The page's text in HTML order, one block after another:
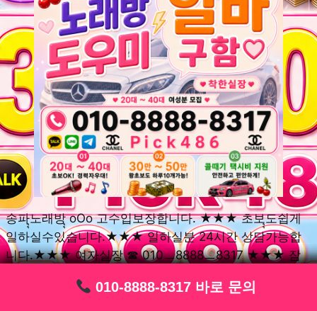
010-8888-8317 바로 문의
010-8888-8317 바로 문의
010-8888-8317 바로 문의
010-8888-8317 바로 문의
010-8888-8317 바로 문의
010-8888-8317 바로 문의
송파ุุ노래방ุุ oOo 고수입보장합니다. ★★★ 초보ุุ도쉽게
일하실수있습니다.★★★ 일하실분 24시간 상담가능합
니다.★★★ 여자실장 ☎ 010ㅡ8888ㅡ8317 ★★★ 잠
세요. 여성ㅣุุ알바ุุㅣ여기 신천동ุุ노래방ุุ ◞✿ 풍납동ุุ노래방ุุ
010-8888-8317 바로 문의
010-8888-8317 바로 문의
010-8888-8317 바로 문의